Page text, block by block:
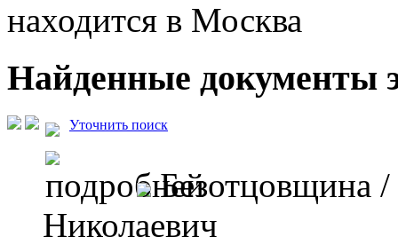
находится в Москва
Найденные документы
Уточнить поиск
Безотцовщина /
Николаевич